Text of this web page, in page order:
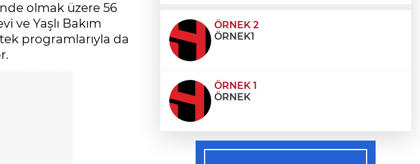
olmak üzere 56
ve Yaşlı Bakım
programlarıyla da
ÖRNEK 2
ÖRNEK1
ÖRNEK 1
ÖRNEK